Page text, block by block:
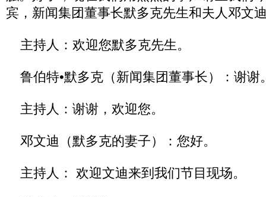
宾，新闻集团董事长默多克先生和夫人邓文
主持人：欢迎您默多克先生。
鲁伯特•默多克（新闻集团董事长）：谢谢
主持人：谢谢，欢迎您。
邓文迪（默多克的妻子）：您好。
主持人： 欢迎文迪来到我们节目现场。